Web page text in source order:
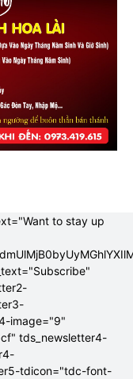
to stay up
image="9"
tds_newsletter4-
tdicon="tdc-font-